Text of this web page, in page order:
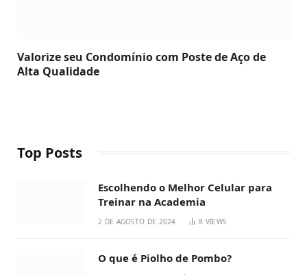
Valorize seu Condomínio com Poste de Aço de
Alta Qualidade
Top Posts
Escolhendo o Melhor Celular para
Treinar na Academia
2 DE AGOSTO DE 2024 8 VIEWS
O que é Piolho de Pombo?